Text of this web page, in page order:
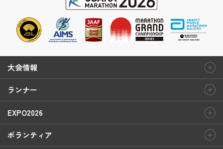
大会情報
ランナー
EXPO2026
ボランティア